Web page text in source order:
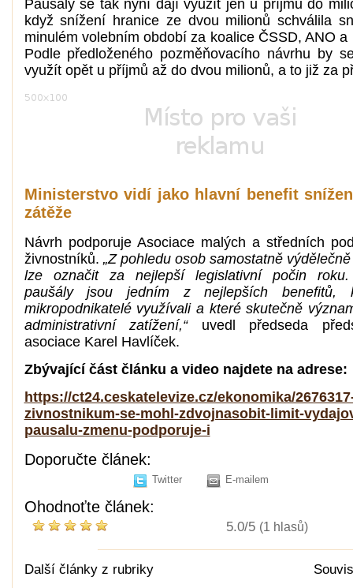
Paušály se tak nyní dají využít jen u příjmů do
když snížení hranice ze dvou milionů schválila
minulém volebním období za koalice ČSSD, ANO a
Podle předloženého pozměňovacího návrhu by
využít opět u příjmů až do dvou milionů, a to již za
Ministerstvo vidí jako hlavní benefit
zátěže
Návrh podporuje Asociace malých a středních
živnostníků. „Z pohledu osob samostatně
lze označit za nejlepší legislativní počin roku.
paušály jsou jedním z nejlepších benefitů,
mikropodnikatelé využívali a které skutečně
administrativní zatížení,“uvedl předseda
asociace Karel Havlíček.
Zbývající část článku a video najdete na adrese:
https://ct24.ceskatelevize.cz/ekonomika/
zivnostnikum-se-mohl-zdvojnasobit-limit-
pausalu-zmenu-podporuje-i
Doporučte článek:
Twitter E-mailem
Ohodnoťte článek:
5.0/5 (1 hlasů)
Další články z rubriky